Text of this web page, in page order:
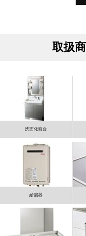
取扱
洗面化粧台
給湯器